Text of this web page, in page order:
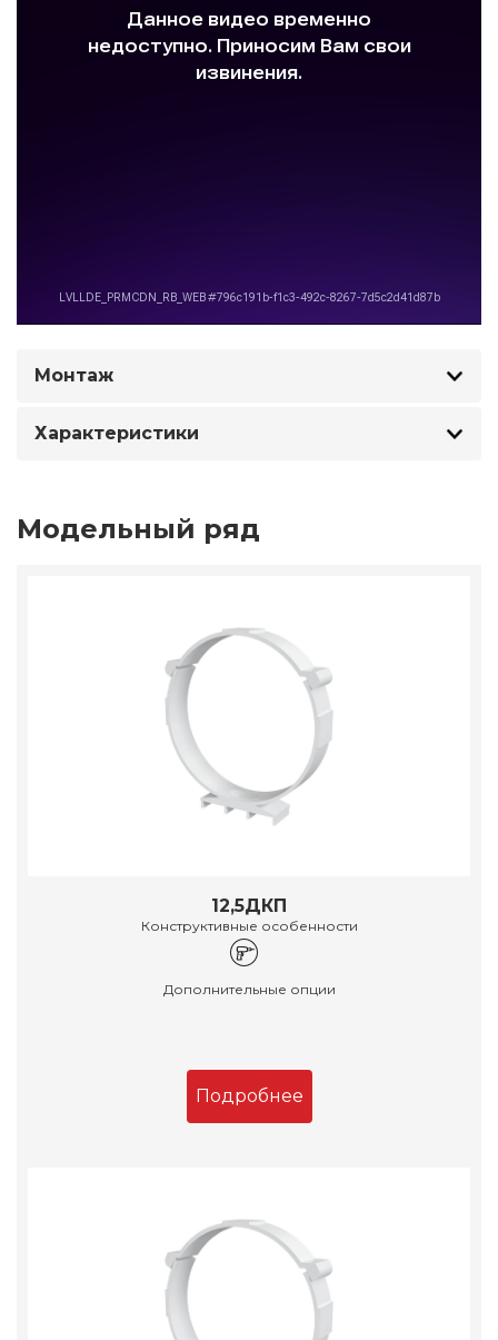
Монтаж
Характеристики
Модельный ряд
12,5ДКП
Конструктивные особенности
Дополнительные опции
Подробнее